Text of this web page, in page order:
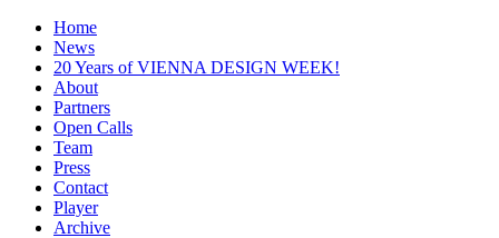
Home
News
20 Years of VIENNA DESIGN WEEK!
About
Partners
Open Calls
Team
Press
Contact
Player
Archive